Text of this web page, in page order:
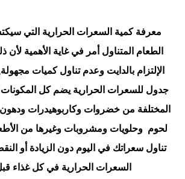
معرفة كمية السعرات الحرارية التي
الطعام المتناول أمر في غاية الأهمية
الإلتزام بالدايت وعدم تناول كميات
جدول للسعرات الحرارية يضم كل المكونات
المختلفة من خضروات وكاربوهيدرات
لحوم وحلويات ومشروبات وغيرها من
تناول سعراتك في اليوم دون الزيادة أو
السعرات الحرارية في كل غذاء قبل